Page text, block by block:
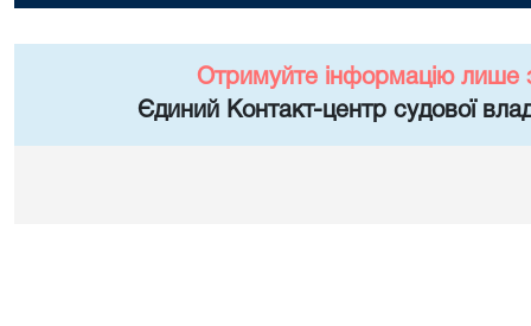
Отримуйте інформацію лише
Єдиний Контакт-центр судової